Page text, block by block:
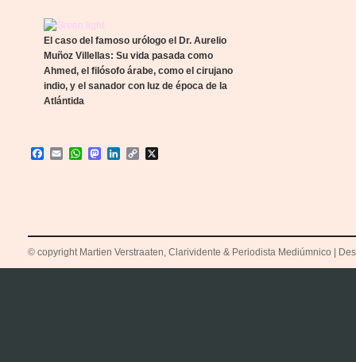
El caso del famoso urólogo el Dr. Aurelio
Muñoz Villellas: Su vida pasada como
Ahmed, el filósofo árabe, como el cirujano
indio, y el sanador con luz de época de la
Atlántida
Facebook
EmailWhatsApp
Mastodon
LinkedIn
Copy
© copyright Martien Verstraaten, Clarividente & Periodista Mediúmnico |